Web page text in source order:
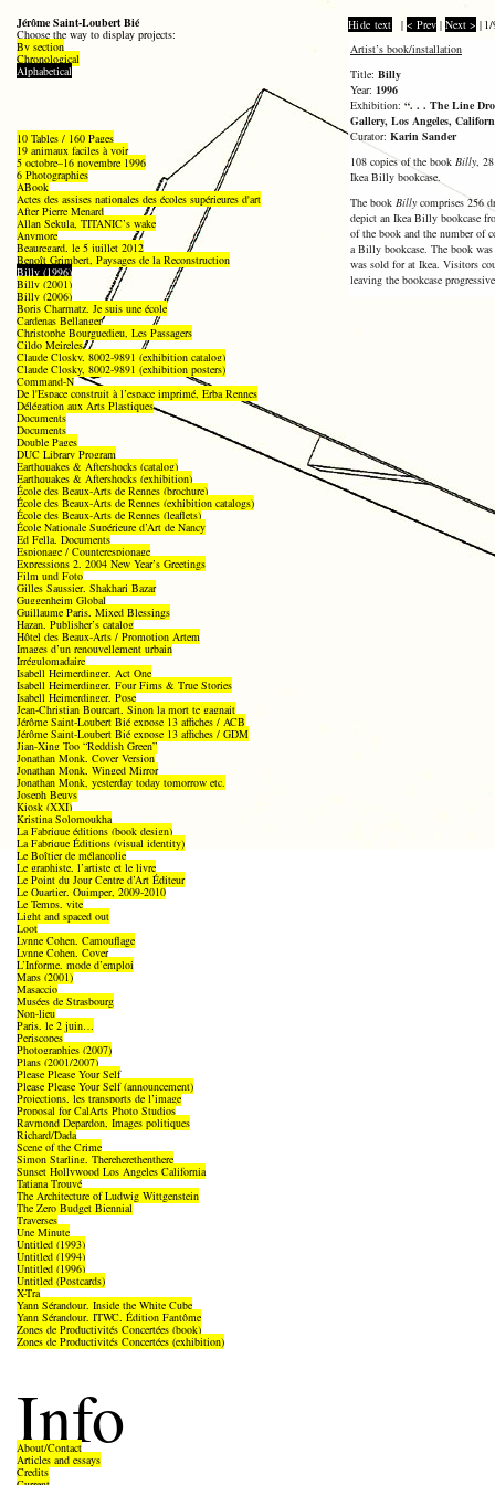
Jérôme Saint-Loubert Bié
Choose the way to display projects:
By section
Chronological
Alphabetical
10 Tables / 160 Pages
19 animaux faciles à voir
5 octobre–16 novembre 1996
6 Photographies
ABook
Actes des assises nationales des écoles supérieures d'art
After Pierre Menard
Allan Sekula, TITANIC’s wake
Anymore
Beauregard, le 5 juillet 2012
Benoît Grimbert, Paysages de la Reconstruction
Billy (1996)
Billy (2001)
Billy (2006)
Boris Charmatz, Je suis une école
Cardenas Bellanger
Christophe Bourguedieu, Les Passagers
Cildo Meireles
Claude Closky, 8002-9891 (exhibition catalog)
Claude Closky, 8002-9891 (exhibition posters)
Command-N
De l'Espace construit à l’espace imprimé, Erba Rennes
Délégation aux Arts Plastiques
Documents
Documents
Double Pages
DUC Library Program
Earthquakes & Aftershocks (catalog)
Earthquakes & Aftershocks (exhibition)
École des Beaux-Arts de Rennes (brochure)
École des Beaux-Arts de Rennes (exhibition catalogs)
École des Beaux-Arts de Rennes (leaflets)
École Nationale Supérieure d’Art de Nancy
Ed Fella, Documents
Espionage / Counterespionage
Expressions 2, 2004 New Year’s Greetings
Film und Foto
Gilles Saussier, Shakhari Bazar
Guggenheim Global
Guillaume Paris, Mixed Blessings
Hazan, Publisher’s catalog
Hôtel des Beaux-Arts / Promotion Artem
Images d’un renouvellement urbain
Irrégulomadaire
Isabell Heimerdinger, Act One
Isabell Heimerdinger, Four Fims & True Stories
Isabell Heimerdinger, Pose
Jean-Christian Bourcart, Sinon la mort te gagnait
Jérôme Saint-Loubert Bié expose 13 affiches / ACB
Jérôme Saint-Loubert Bié expose 13 affiches / GDM
Jian-Xing Too “Reddish Green”
Jonathan Monk, Cover Version
Jonathan Monk, Winged Mirror
Jonathan Monk, yesterday today tomorrow etc.
Joseph Beuys
Kiosk (XXI)
Kristina Solomoukha
La Fabrique éditions (book design)
La Fabrique Éditions (visual identity)
Le Boîtier de mélancolie
Le graphiste, l’artiste et le livre
Le Point du Jour Centre d’Art Éditeur
Le Quartier, Quimper, 2009-2010
Le Temps, vite
Light and spaced out
Loot
Lynne Cohen, Camouflage
Lynne Cohen, Cover
L’Informe, mode d’emploi
Maps (2001)
Masaccio
Musées de Strasbourg
Non-lieu
Paris, le 2 juin…
Periscopes
Photographies (2007)
Plans (2001/2007)
Please Please Your Self
Please Please Your Self (announcement)
Projections, les transports de l’image
Proposal for CalArts Photo Studios
Raymond Depardon, Images politiques
Richard/Dada
Scene of the Crime
Simon Starling, Thereherethenthere
Sunset Hollywood Los Angeles California
Tatiana Trouvé
The Architecture of Ludwig Wittgenstein
The Zero Budget Biennial
Traverses
Une Minute
Untitled (1993)
Untitled (1994)
Untitled (1996)
Untitled (Postcards)
X-Tra
Yann Sérandour, Inside the White Cube
Yann Sérandour, ITWC, Édition Fantôme
Zones de Productivités Concertées (book)
Zones de Productivités Concertées (exhibition)
Info
About/Contact
Articles and essays
Credits
Hide text
Artist’s book/installation
Title: Billy
Year: 1996
Exhibition: “. . . The Line
Gallery, Los Angeles,
Curator: Karin Sander
108 copies of the book Billy,
Ikea Billy bookcase.
The book Billycomprises 256
depict an Ikea Billy bookcase
of the book and the number of
a Billy bookcase. The book
was sold for at Ikea. Visitors
leaving the bookcase
| < Prev | Next > |